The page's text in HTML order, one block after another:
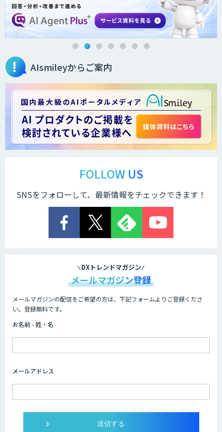
AIsmileyからご案内
FOLLOW US
SNSをフォローして、最新情報をチェックできます！
DXトレンドマガジン
メールマガジン登録
メールマガジンの配信をご希望の方は、下記フォームよりご登録くださ
い。登録無料です。
お名前 - 姓・名
メールアドレス